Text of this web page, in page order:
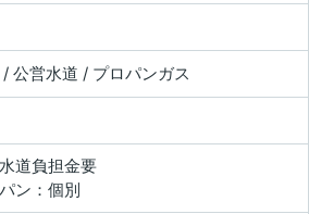
公営水道 / プロパンガス
道負担金要
ン：個別